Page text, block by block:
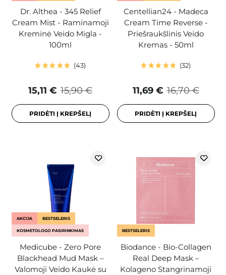
Dr. Althea - 345 Relief
Cream Mist - Raminamoji
Kreminė Veido Migla -
100ml
43
15,90 €
15,11 €
PRIDĖTI Į KREPŠELĮ
Centellian24 - Madeca
Cream Time Reverse -
Priešraukšlinis Veido
Kremas - 50ml
32
16,70 €
11,69 €
PRIDĖTI Į KREPŠELĮ
AKCIJA BESTSELERIS
KOSMETOLOGO PASIRINKIMAS
Medicube - Zero Pore
Blackhead Mud Mask –
Valomoji Veido Kaukė su
BESTSELERIS
Biodance - Bio-Collagen
Real Deep Mask –
Kolageno Stangrinamoji